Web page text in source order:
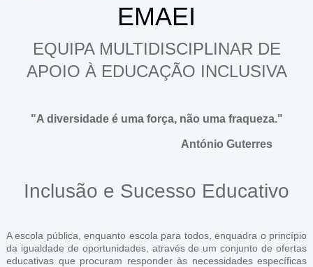
EMAEI
EQUIPA MULTIDISCIPLINAR DE
APOIO À EDUCAÇÃO INCLUSIVA
"A diversidade é uma força, não uma fraqueza."
António Guterres
Inclusão e Sucesso Educativo
A escola pública, enquanto escola para todos, enquadra o princípio
da igualdade de oportunidades, através de um conjunto de ofertas
educativas que procuram responder às necessidades específicas